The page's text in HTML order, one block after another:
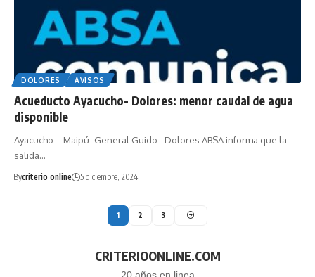
DOLORES AVISOS
Acueducto Ayacucho- Dolores: menor caudal de agua
disponible
Ayacucho – Maipú- General Guido - Dolores ABSA informa que la
salida…
Bycriterio online 5 diciembre, 2024
1 2 3
CRITERIOONLINE.COM